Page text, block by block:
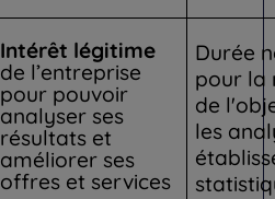
Intérêt légitime
de l’entreprise
pour pouvoir
analyser ses
résultats et
améliorer ses
offres et services
Durée
pour la
de
les